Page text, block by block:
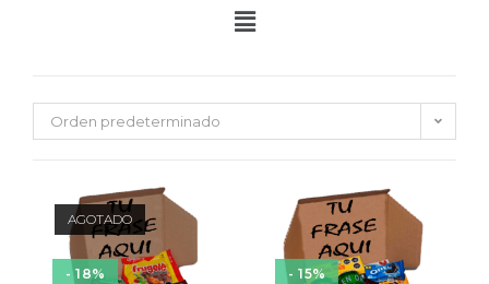
Orden predeterminado
AGOTADO
- 18% - 15%